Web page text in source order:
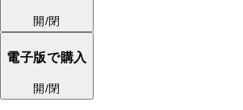
開/閉
電子版で購入
開/閉